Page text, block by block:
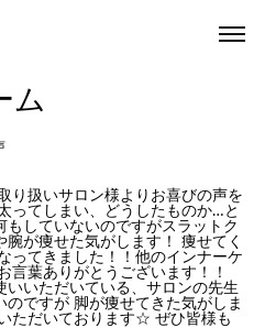
ム
り扱いサロン様よりお喜びの声を
ってしまい、どうしたものか…と
していないのですがスラットク
が痩せた気がします！ 痩せてく
ってきました！！他のインナーケ
言葉ありがとうございます！！
いただいている、サロンの先生
ですが 脚が痩せてきた気がしま
ただいております☆ ぜひ皆様も